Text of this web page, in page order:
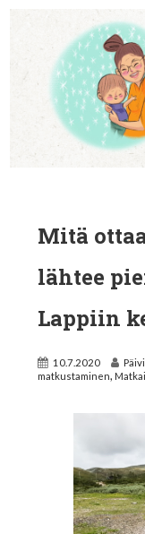
Mitä
lähtee
Lappiin
10.7.2020 Päivi
matkustaminen,